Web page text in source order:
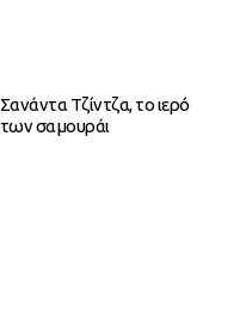
Σανάντα Τζίντζα, το ιερό
των σαμουράι